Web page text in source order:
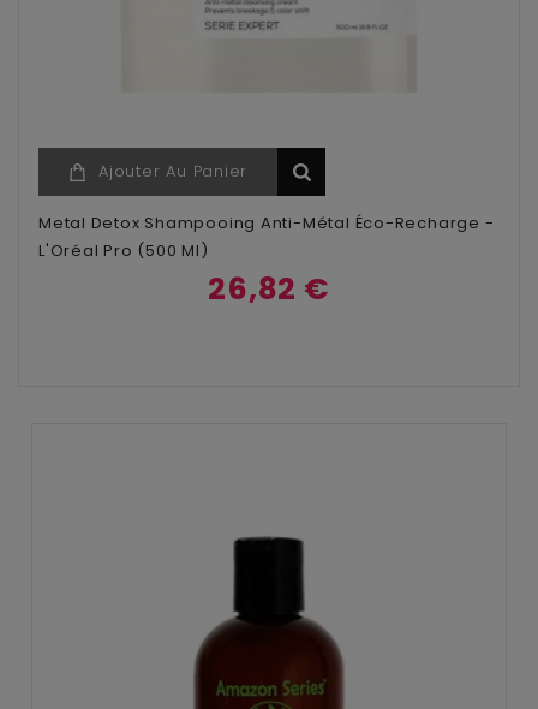
Ajouter Au Panier
Metal Detox Shampooing Anti-Métal Éco-Recharge -
L'Oréal Pro (500 Ml)
26,82 €